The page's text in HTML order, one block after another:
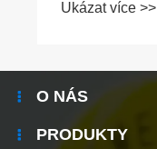
Ukázat více >>
O NÁS
PRODUKTY